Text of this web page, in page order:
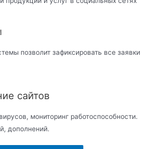
позволит зафиксировать все заявки
сайтов
мониторинг работоспособности.
дополнений.